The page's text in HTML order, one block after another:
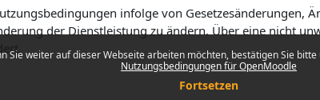
Sie weiter auf dieser Webseite arbeiten möchten, bestätigen Sie
Nutzungsbedingungen für OpenMoodle
Fortsetzen
infolge von Gesetzesänderungen,
der Dienstleistung zu ändern. Über eine nicht